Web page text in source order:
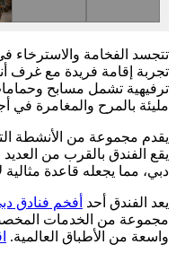
تتجسد الفخامة
تجربة إقامة فريدة مع غرف
ترفيهية تشمل مسابح
مليئة بالمرح والمغامرة في
يقدم مجموعة من الأنشطة
يقع الفندق بالقرب من
دبي، مما يجعله قاعدة
يعد الفندق أحد أفخم فنادق
مجموعة من الخدمات
واسعة من الأطباق العالمية.